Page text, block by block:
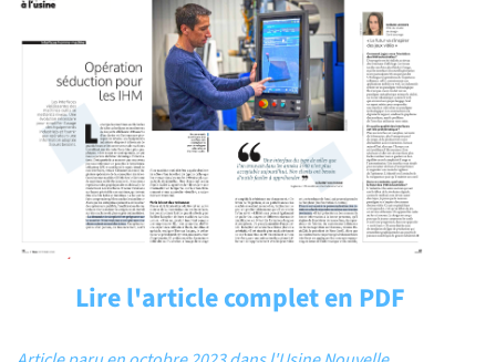
Lire l'article complet en PDF